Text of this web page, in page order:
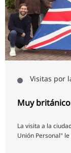
Visitas por
Muy
La visita a la
Unión Personal"